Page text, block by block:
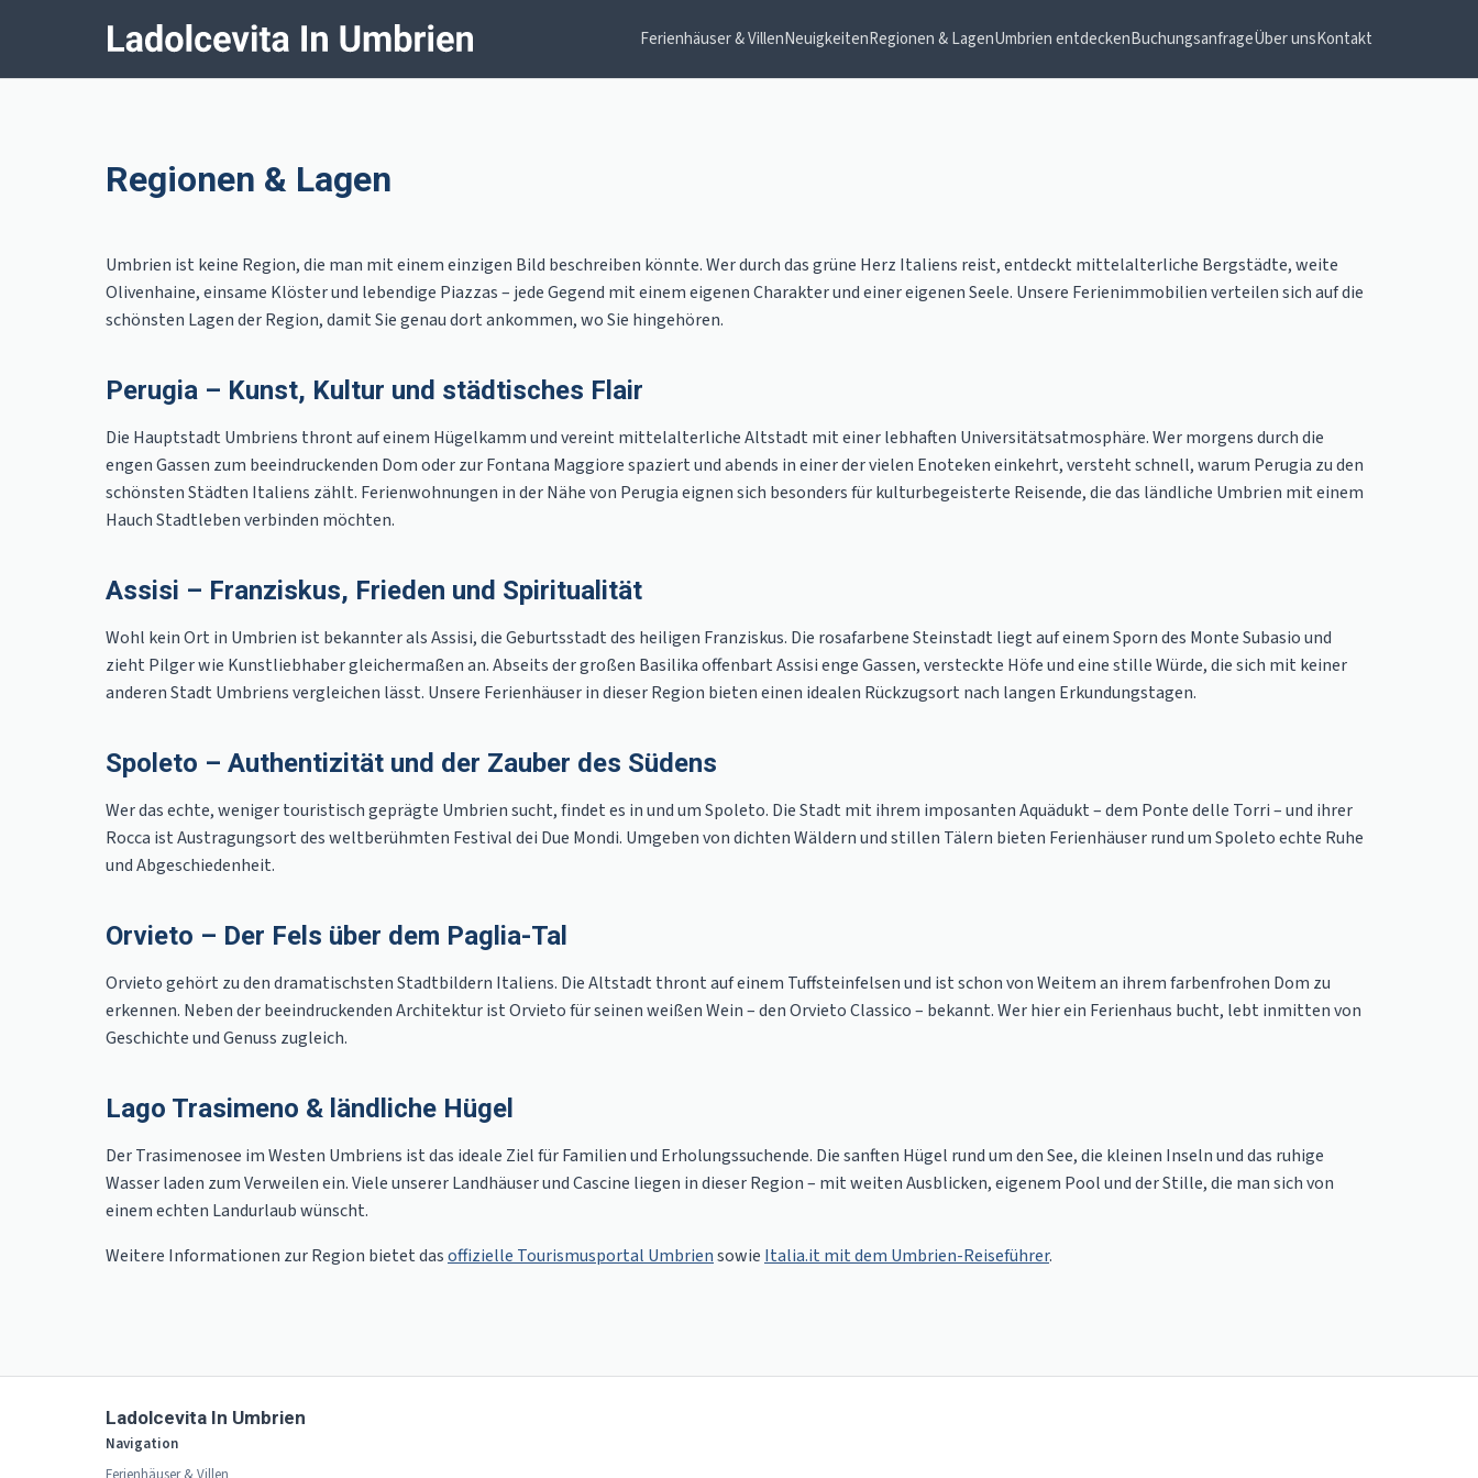
Ferienhäuser & VillenNeuigkeitenRegionen & LagenUmbrien entdeckenBuchungsanfrageÜber unsKontakt
Regionen & Lagen
Umbrien ist keine Region, die man mit einem einzigen Bild beschreiben könnte. Wer durch das grüne Herz Italiens reist, entdeckt mittelalterliche Bergstädte, weite
Olivenhaine, einsame Klöster und lebendige Piazzas – jede Gegend mit einem eigenen Charakter und einer eigenen Seele. Unsere Ferienimmobilien verteilen sich auf die
schönsten Lagen der Region, damit Sie genau dort ankommen, wo Sie hingehören.
Perugia – Kunst, Kultur und städtisches Flair
Die Hauptstadt Umbriens thront auf einem Hügelkamm und vereint mittelalterliche Altstadt mit einer lebhaften Universitätsatmosphäre. Wer morgens durch die
engen Gassen zum beeindruckenden Dom oder zur Fontana Maggiore spaziert und abends in einer der vielen Enoteken einkehrt, versteht schnell, warum Perugia zu den
schönsten Städten Italiens zählt. Ferienwohnungen in der Nähe von Perugia eignen sich besonders für kulturbegeisterte Reisende, die das ländliche Umbrien mit einem
Hauch Stadtleben verbinden möchten.
Assisi – Franziskus, Frieden und Spiritualität
Wohl kein Ort in Umbrien ist bekannter als Assisi, die Geburtsstadt des heiligen Franziskus. Die rosafarbene Steinstadt liegt auf einem Sporn des Monte Subasio und
zieht Pilger wie Kunstliebhaber gleichermaßen an. Abseits der großen Basilika offenbart Assisi enge Gassen, versteckte Höfe und eine stille Würde, die sich mit keiner
anderen Stadt Umbriens vergleichen lässt. Unsere Ferienhäuser in dieser Region bieten einen idealen Rückzugsort nach langen Erkundungstagen.
Spoleto – Authentizität und der Zauber des Südens
Wer das echte, weniger touristisch geprägte Umbrien sucht, findet es in und um Spoleto. Die Stadt mit ihrem imposanten Aquädukt – dem Ponte delle Torri – und ihrer
Rocca ist Austragungsort des weltberühmten Festival dei Due Mondi. Umgeben von dichten Wäldern und stillen Tälern bieten Ferienhäuser rund um Spoleto echte Ruhe
und Abgeschiedenheit.
Orvieto – Der Fels über dem Paglia-Tal
Orvieto gehört zu den dramatischsten Stadtbildern Italiens. Die Altstadt thront auf einem Tuffsteinfelsen und ist schon von Weitem an ihrem farbenfrohen Dom zu
erkennen. Neben der beeindruckenden Architektur ist Orvieto für seinen weißen Wein – den Orvieto Classico – bekannt. Wer hier ein Ferienhaus bucht, lebt inmitten von
Geschichte und Genuss zugleich.
Lago Trasimeno & ländliche Hügel
Der Trasimenosee im Westen Umbriens ist das ideale Ziel für Familien und Erholungssuchende. Die sanften Hügel rund um den See, die kleinen Inseln und das ruhige
Wasser laden zum Verweilen ein. Viele unserer Landhäuser und Cascine liegen in dieser Region – mit weiten Ausblicken, eigenem Pool und der Stille, die man sich von
einem echten Landurlaub wünscht.
Weitere Informationen zur Region bietet dasoffizielle Tourismusportal Umbriensowie Italia.it mit dem Umbrien-Reiseführer.
Ladolcevita In Umbrien
Navigation